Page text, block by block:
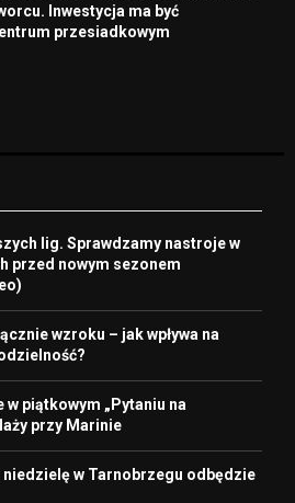
Inwestycja ma być
przesiadkowym
lig. Sprawdzamy nastroje w
przed nowym sezonem
wzroku – jak wpływa na
piątkowym „Pytaniu na
przy Marinie
niedzielę w Tarnobrzegu odbędzie